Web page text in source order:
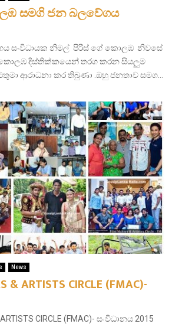
සමගි ජන බලවේගය
සංවිධායක නිමල් පිරිස් ගේ කොලඹ නිවසේ
දිස්තික්කයෙන් තරග කරන සියලුම
ආරාධනා කර තිබුණා .ඔහු ජනතාව සමග...
News
& ARTISTS CIRCLE (FMAC)-
ARTISTS CIRCLE (FMAC)- සංවිධානය 2015